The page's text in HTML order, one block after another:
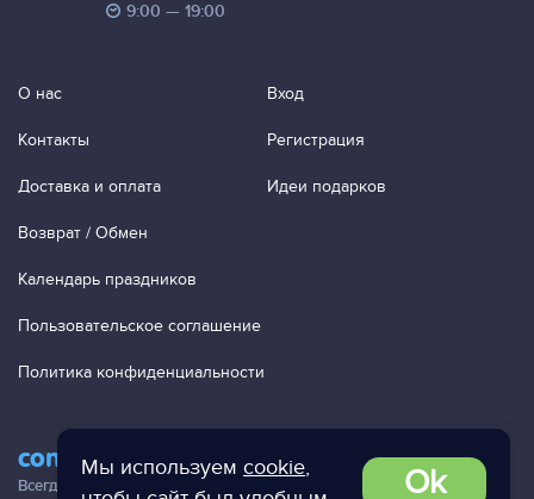
Мы используем cookie,
Ok
contact@ac-studio.ru
Всегда отвечаем на ваши письма!
9:00 — 19:00
О нас
Контакты
Доставка и оплата
Возврат / Обмен
Календарь праздников
Пользовательское соглашение
Политика конфиденциальности
Вход
Регистрация
Идеи подарков